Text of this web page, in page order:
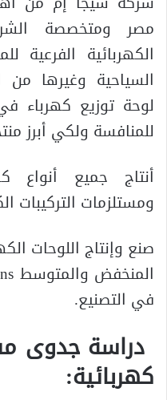
مصر ومتخصصة
الكهربائية الفرعية
السياحية وغيرها
لوحة توزيع كهرباء
للمنافسة ولكي أبرز
أنتاج جميع أنواع
ومستلزمات التركيبات
صنع وإنتاج اللوحات
في التصنيع.
دراسة جدوى
كهربائية: